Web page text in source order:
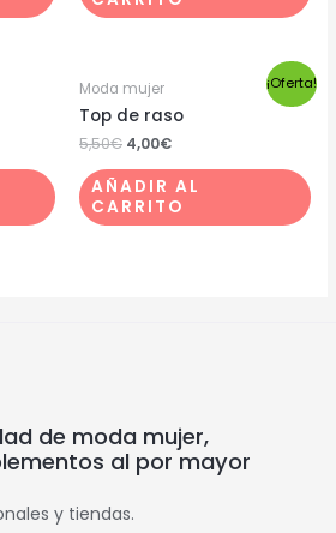
¡Oferta!
Moda mujer
Top de raso
5,50€ 4,00€
AÑADIR AL
CARRITO
de moda mujer,
al por mayor
y tiendas.